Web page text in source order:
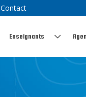
Contact
Enseignants